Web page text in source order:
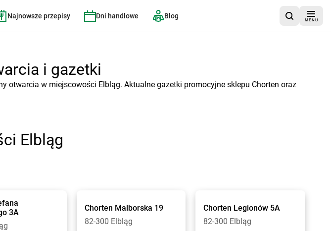
Najnowsze przepisy Dni handlowe Blog
MENU
i gazetki
otwarcia w miejscowości Elbląg. Aktualne gazetki promocyjne sklepu Chorten oraz
Elbląg
3A
Chorten Malborska 19
82-300 Elbląg
Chorten Legionów 5A
82-300 Elbląg